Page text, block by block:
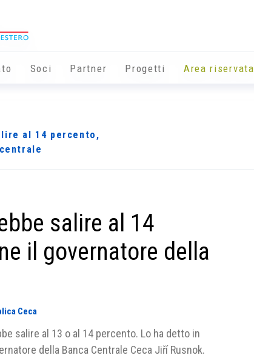
Soci Partner Progetti Area riservata
al 14 percento,
salire al 14
il governatore della
Ceca
salire al 13 o al 14 percento. Lo ha detto in
della Banca Centrale Ceca Jiří Rusnok.